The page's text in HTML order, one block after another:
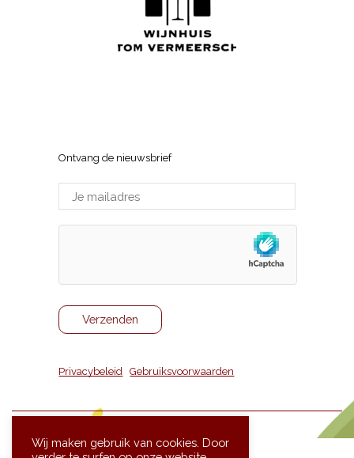
Ontvang de nieuwsbrief
Privacybeleid |Gebruiksvoorwaarden
Wij maken gebruik van cookies. Door